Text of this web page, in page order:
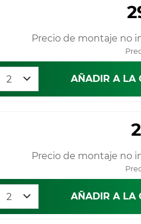
Precio de montaje no
AÑADIR A LA
Precio de montaje no
AÑADIR A LA